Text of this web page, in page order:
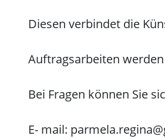
Diesen verbindet die
Auftragsarbeiten
Bei Fragen können Sie
E- mail: